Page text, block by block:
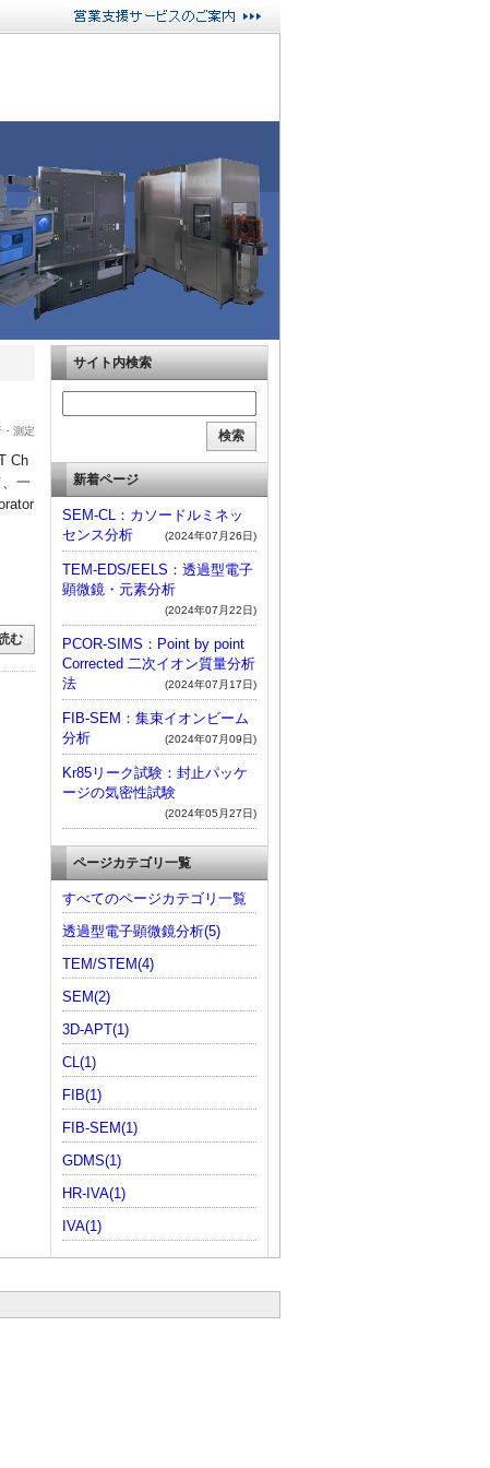
測定
Ch
一
む
サイト内検索
新着ページ
SEM-CL：カソードルミネッ
センス分析
(2024年07月26日)
TEM-EDS/EELS：透過型電子
顕微鏡・元素分析
(2024年07月22日)
PCOR-SIMS：Point by point
Corrected 二次イオン質量分析
法
(2024年07月17日)
FIB-SEM：集束イオンビーム
分析
(2024年07月09日)
Kr85リーク試験：封止パッケ
ージの気密性試験
(2024年05月27日)
ページカテゴリ一覧
すべてのページカテゴリ一覧
透過型電子顕微鏡分析(5)
TEM/STEM(4)
SEM(2)
3D-APT(1)
CL(1)
FIB(1)
FIB-SEM(1)
GDMS(1)
HR-IVA(1)
IVA(1)